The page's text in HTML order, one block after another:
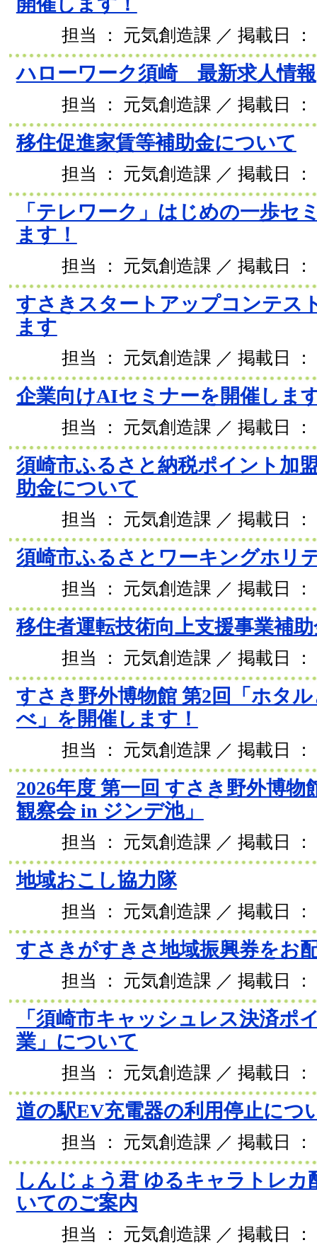
担当 ： 元気創造課 ／ 掲載日 ：
ハローワーク須崎 最新求人情報
担当 ： 元気創造課 ／ 掲載日 ：
移住促進家賃等補助金について
担当 ： 元気創造課 ／ 掲載日 ：
「テレワーク」はじめの一歩セ
ます！
担当 ： 元気創造課 ／ 掲載日 ：
すさきスタートアップコンテス
ます
担当 ： 元気創造課 ／ 掲載日 ：
企業向けAIセミナーを開催しま
担当 ： 元気創造課 ／ 掲載日 ：
須崎市ふるさと納税ポイント加
助金について
担当 ： 元気創造課 ／ 掲載日 ：
須崎市ふるさとワーキングホリ
担当 ： 元気創造課 ／ 掲載日 ：
移住者運転技術向上支援事業補
担当 ： 元気創造課 ／ 掲載日 ：
すさき野外博物館 第2回「ホタ
べ」を開催します！
担当 ： 元気創造課 ／ 掲載日 ：
2026年度 第一回 すさき野外博物
観察会 in ジンデ池」
担当 ： 元気創造課 ／ 掲載日 ：
地域おこし協力隊
担当 ： 元気創造課 ／ 掲載日 ：
すさきがすきさ地域振興券をお
担当 ： 元気創造課 ／ 掲載日 ：
「須崎市キャッシュレス決済ポ
業」について
担当 ： 元気創造課 ／ 掲載日 ：
道の駅EV充電器の利用停止につ
担当 ： 元気創造課 ／ 掲載日 ：
しんじょう君 ゆるキャラトレカ
いてのご案内
担当 ： 元気創造課 ／ 掲載日 ：